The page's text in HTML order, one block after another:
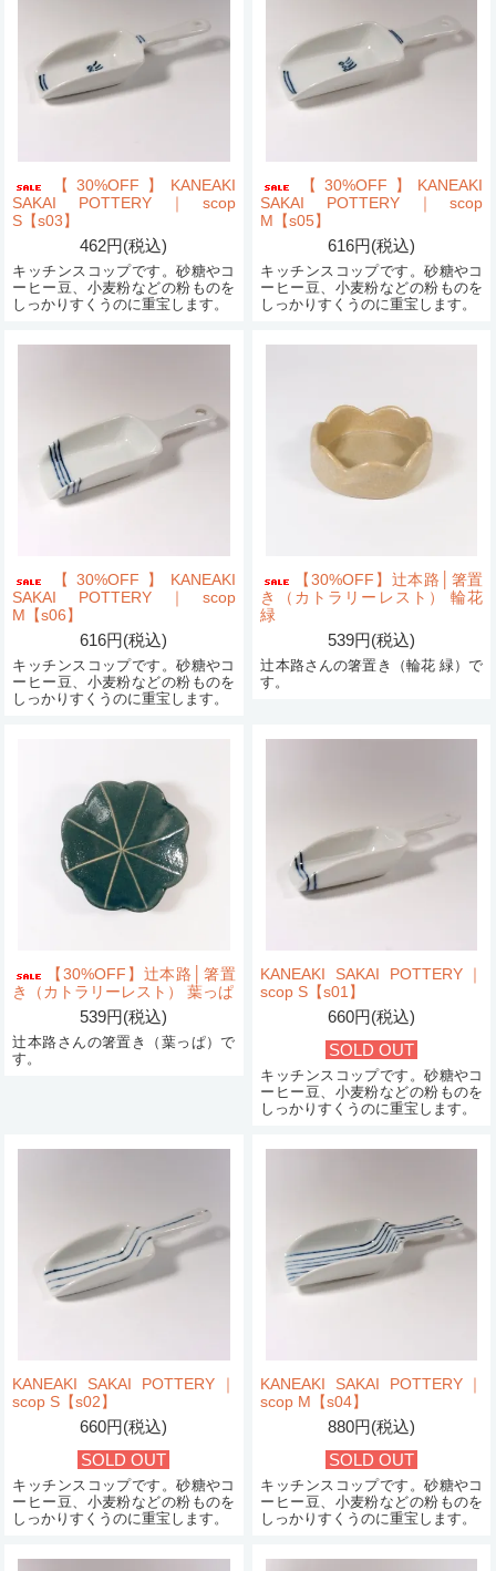
【30%OFF】KANEAKI
SAKAI POTTERY｜scop
S【s03】
462円(税込)
キッチンスコップです。砂糖やコ
ーヒー豆、小麦粉などの粉ものを
しっかりすくうのに重宝します。
【30%OFF】KANEAKI
SAKAI POTTERY｜scop
M【s05】
616円(税込)
キッチンスコップです。砂糖やコ
ーヒー豆、小麦粉などの粉ものを
しっかりすくうのに重宝します。
【30%OFF】KANEAKI
SAKAI POTTERY｜scop
M【s06】
616円(税込)
キッチンスコップです。砂糖やコ
ーヒー豆、小麦粉などの粉ものを
しっかりすくうのに重宝します。
【30%OFF】辻本路│箸置
き（カトラリーレスト） 輪花
緑
539円(税込)
辻本路さんの箸置き（輪花 緑）で
す。
【30%OFF】辻本路│箸置
き（カトラリーレスト） 葉っぱ
539円(税込)
辻本路さんの箸置き（葉っぱ）で
す。
KANEAKI SAKAI POTTERY｜
scop S【s01】
660円(税込)
SOLD OUT
キッチンスコップです。砂糖やコ
ーヒー豆、小麦粉などの粉ものを
しっかりすくうのに重宝します。
KANEAKI SAKAI POTTERY｜
scop S【s02】
660円(税込)
SOLD OUT
キッチンスコップです。砂糖やコ
ーヒー豆、小麦粉などの粉ものを
しっかりすくうのに重宝します。
KANEAKI SAKAI POTTERY｜
scop M【s04】
880円(税込)
SOLD OUT
キッチンスコップです。砂糖やコ
ーヒー豆、小麦粉などの粉ものを
しっかりすくうのに重宝します。